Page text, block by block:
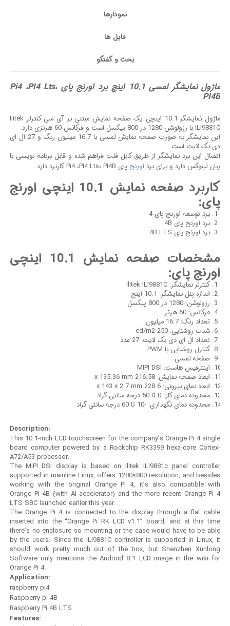
نمودارها
فایل ها
بحث و گفتگو
ماژول نمایشگر لمسی 10.1 اینچ برد اورنج پای Pi4 ،PI4 Lts،
PI4B
ماژول نمایشگر 10.1 اینچی یک صفحه نمایش مبتنی بر آی سی کنترلر Ilitek
ILI9881C با رزولوشن 1280 در 800 پیکسل است و فرکانس 60 هرتزی دارد.
این نمایشگر به صورت صفحه نمایش لمسی با 16.7 میلیون رنگ و 27 ال ای
دی بک لایت است.
اتصال این برد نمایشگر از طریق کابل فلت فراهم شده و قابل برنامه نویسی با
زبان لینوکس دارد و برای برد اورنج پای Pi4 ،PI4 Lts، PI4B کاربرد دارد.
کاربرد صفحه نمایش 10.1 اینچی اورنج
پای:
برد توسعه اورنج پای 4
برد اورنج پای 4B
برد اورنج پای 4B LTS
مشخصات صفحه نمایش 10.1 اینچی
اورنج پای:
کنترلر نمایشگر: Ilitek ILI9881C
اندازه پنل نمایشگر: 10.1 اینچ
رزولوشن: 1280 در 800 پیکسل
فرکانس: 60 هرتز
تعداد رنگ: 16.7 میلیون
شدت روشنایی: 250 cd/m2
تعداد ال ای دی بک لایت: 27 عدد
کنترل روشنایی با PWM
صفحه لمسی
اینترفیس هاست: MIPI DSI
ابعاد صفحه نمایش: 216.58 x 135.36 mm
ابعاد نمای بیرونی: 228.6 x 143 x 2.7 mm
محدوده دمای کار: 0 تا 50 درجه سانتی گراد
محدوده دمای نگهداری: -10 تا 60 درجه سانتی گراد
Description:
This 10.1-inch LCD touchscreen for the company’s Orange Pi 4 single
board computer powered by a Rockchip RK3399 hexa-core Cortex-
A72/A53 processor.
The MIPI DSI display is based on Ilitek ILI9881c panel controller
supported in mainline Linux, offers 1280×800 resolution, and besides
working with the original Orange Pi 4, it’s also compatible with
Orange Pi 4B (with AI accelerator) and the more recent Orange Pi 4
LTS SBC launched earlier this year.
The Orange Pi 4 is connected to the display through a flat cable
inserted into the “Orange Pi RK LCD v1.1” board, and at this time
there’s no enclosure so mounting or the case would have to be able
by the users. Since the ILI9881C controller is supported in Linux, it
should work pretty much out of the box, but Shenzhen Xunlong
Software only mentions the Android 8.1 LCD image in the wiki for
Orange Pi 4.
Application:
raspberry pi4
Raspberry pi 4B
Raspberry Pi 4B LTS
Features: